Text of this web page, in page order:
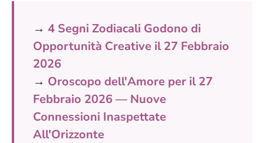
→ 4 Segni Zodiacali Godono di
Opportunità Creative il 27 Febbraio
2026
→ Oroscopo dell'Amore per il 27
Febbraio 2026 — Nuove
Connessioni Inaspettate
All'Orizzonte